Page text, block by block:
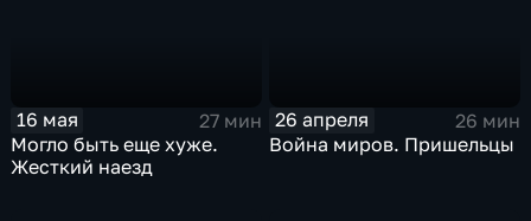
16 мая
27 мин
Могло быть еще хуже.
Жесткий наезд
26 апреля
26 мин
Война миров. Пришельцы